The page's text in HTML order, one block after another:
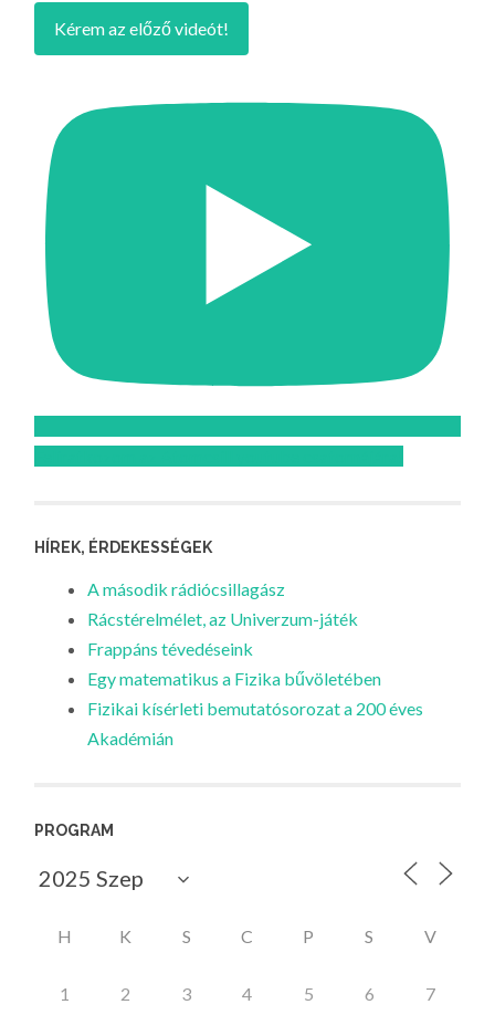
Kérem az előző videót!
HÍREK, ÉRDEKESSÉGEK
A második rádiócsillagász
Rácstérelmélet, az Univerzum-játék
Frappáns tévedéseink
Egy matematikus a Fizika bűvöletében
Fizikai kísérleti bemutatósorozat a 200 éves
Akadémián
PROGRAM
H K S C P S V
1 2 3 4 5 6 7